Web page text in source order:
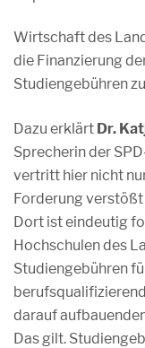
Wirtschaft des
die Finanzierung
Studiengebühren
Dazu erklärt Dr.
Sprecherin der
vertritt hier nicht
Forderung
Dort ist eindeutig
Hochschulen des
Studiengebühren
darauf
Das gilt.